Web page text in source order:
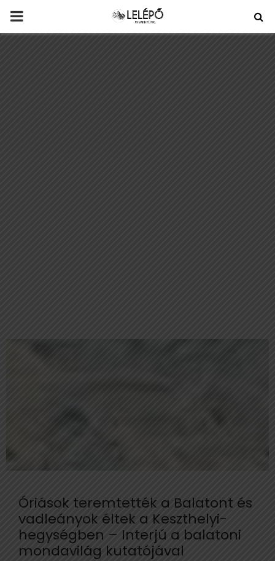
PRIMARY
Óriások teremtették a Balatont és
vadleányok éltek a Keszthelyi-
hegységben – Interjú a balatoni
mondavilág kutatójával